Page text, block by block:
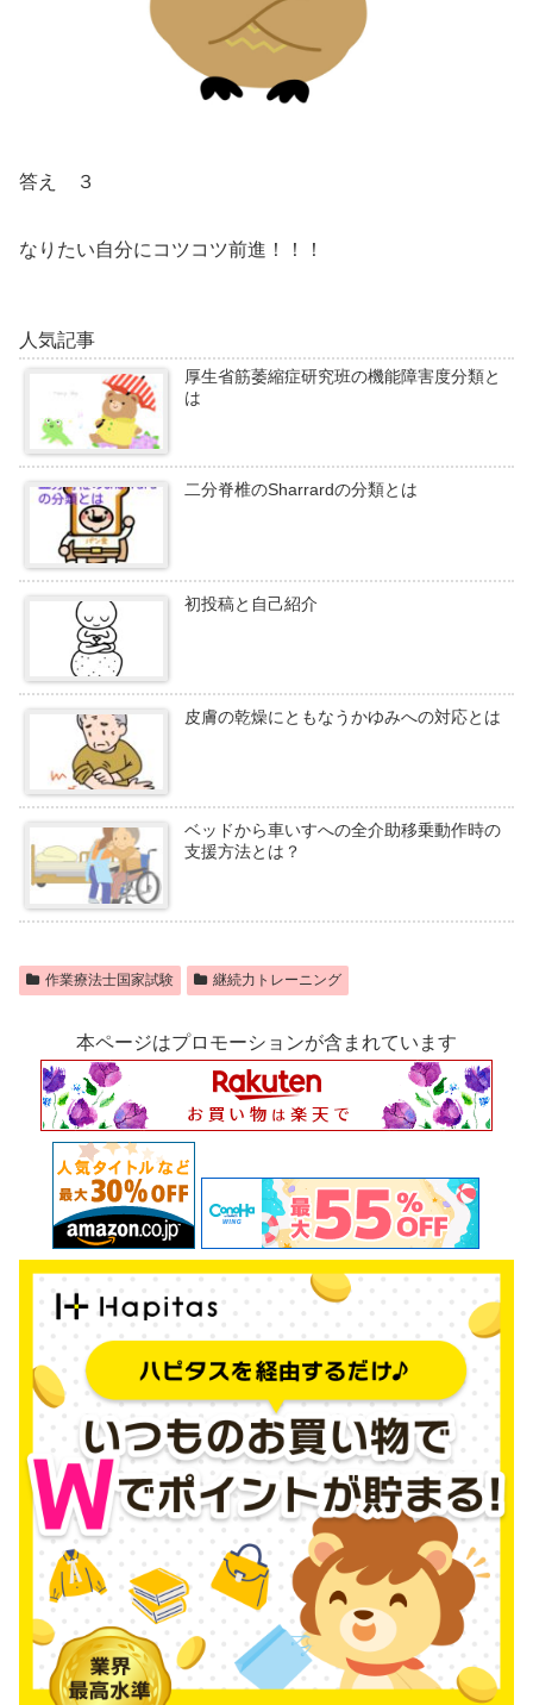
答え ３
なりたい自分にコツコツ前進！！！
人気記事
厚生省筋萎縮症研究班の機能障害度分類と
は
二分脊椎のSharrardの分類とは
初投稿と自己紹介
皮膚の乾燥にともなうかゆみへの対応とは
ベッドから車いすへの全介助移乗動作時の
支援方法とは？
作業療法士国家試験 継続力トレーニング
本ページはプロモーションが含まれています